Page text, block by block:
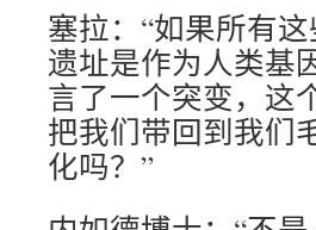
塞拉：“如果所有
遗址是作为人类基
言了一个突变，这
把我们带回到我们
化吗？”